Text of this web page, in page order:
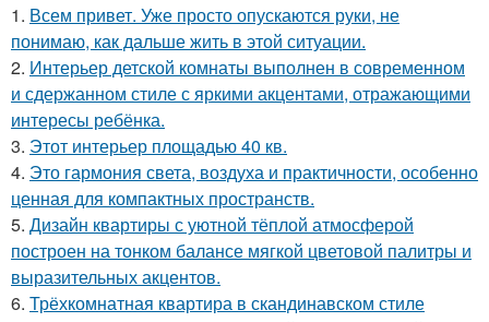
1. Всем привет. Уже просто опускаются руки, не
понимаю, как дальше жить в этой ситуации.
2. Интерьер детской комнаты выполнен в современном
и сдержанном стиле с яркими акцентами, отражающими
интересы ребёнка.
3. Этот интерьер площадью 40 кв.
4. Это гармония света, воздуха и практичности, особенно
ценная для компактных пространств.
5. Дизайн квартиры с уютной тёплой атмосферой
построен на тонком балансе мягкой цветовой палитры и
выразительных акцентов.
6. Трёхкомнатная квартира в скандинавском стиле